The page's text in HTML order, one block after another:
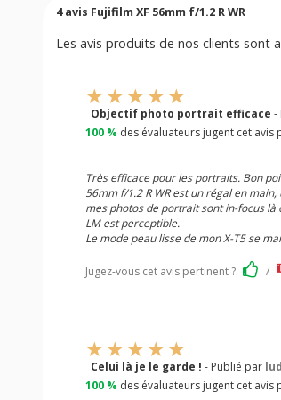
4avis Fujifilm XF 56mm f/1.2 R WR
Les avis produits de nos clients sont
Objectif photo portrait efficace -
100 % des évaluateurs jugent cet avis
Très efficace pour les portraits. Bon
56mm f/1.2 R WR est un régal en
mes photos de portrait sont in-focus
LM est perceptible.
Le mode peau lisse de mon X-T5 se
Jugez-vous cet avis pertinent ? /
Celui là je le garde ! - Publié par
100 % des évaluateurs jugent cet avis